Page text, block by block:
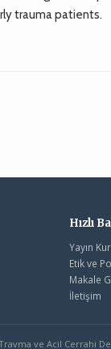
trauma patients.
Hızlı
Yayın
Etik ve
Makale
İletişim
ve Acil Cerrahi